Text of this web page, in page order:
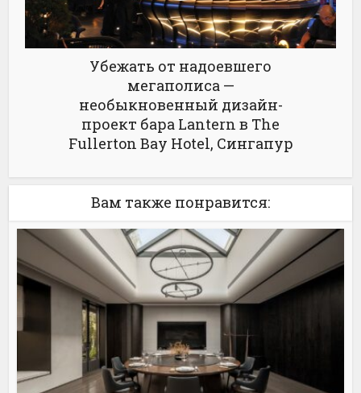
Убежать от надоевшего
мегаполиса —
необыкновенный дизайн-
проект бара Lantern в The
Fullerton Bay Hotel, Сингапур
Вам также понравится: